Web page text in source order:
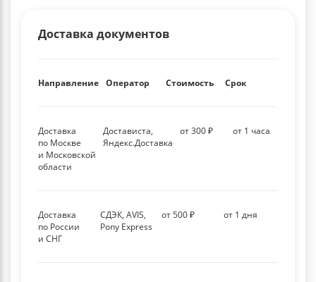
Доставка документов
Направление Оператор Стоимость Срок
Доставка
по Москве
и Московской
области
Достависта,
Яндекс.Доставка
от 300 ₽ от 1 часа
Доставка
по России
и СНГ
СДЭК, AVIS,
Pony Express
от 500 ₽ от 1 дня